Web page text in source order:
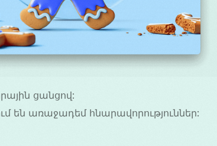
ցանցով:
են առաջադեմ հնարավորություններ: